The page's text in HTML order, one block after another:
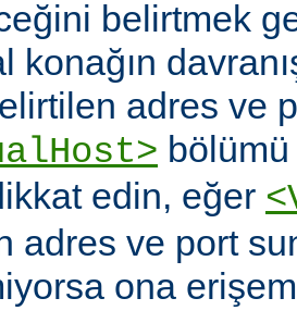
belirtmek
konağın
adres ve
bölümü
edin, eğer
adres ve port
ona